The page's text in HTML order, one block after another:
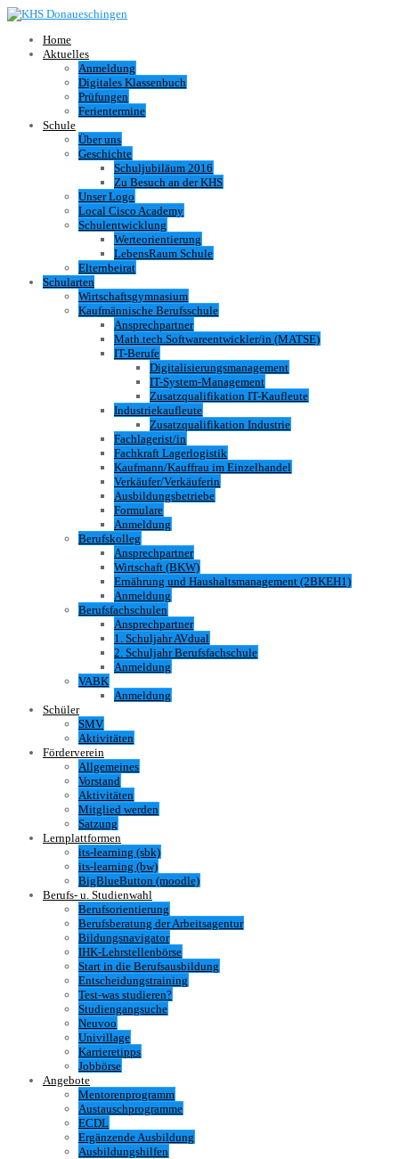
Home
Aktuelles
Anmeldung
Digitales Klassenbuch
Prüfungen
Ferientermine
Schule
Über uns
Geschichte
Schuljubiläum 2016
Zu Besuch an der KHS
Unser Logo
Local Cisco Academy
Schulentwicklung
Werteorientierung
LebensRaum Schule
Elternbeirat
Schularten
Wirtschaftsgymnasium
Kaufmännische Berufsschule
Ansprechpartner
Math.tech.Softwareentwickler/in (MATSE)
IT-Berufe
Digitalisierungsmanagement
IT-System-Management
Zusatzqualifikation IT-Kaufleute
Industriekaufleute
Zusatzqualifikation Industrie
Fachlagerist/in
Fachkraft Lagerlogistik
Kaufmann/Kauffrau im Einzelhandel
Verkäufer/Verkäuferin
Ausbildungsbetriebe
Formulare
Anmeldung
Berufskolleg
Ansprechpartner
Wirtschaft (BKW)
Ernährung und Haushaltsmanagement (2BKEH1)
Anmeldung
Berufsfachschulen
Ansprechpartner
1. Schuljahr AVdual
2. Schuljahr Berufsfachschule
Anmeldung
VABK
Anmeldung
Schüler
SMV
Aktivitäten
Förderverein
Allgemeines
Vorstand
Aktivitäten
Mitglied werden
Satzung
Lernplattformen
its-learning (sbk)
its-learning (bw)
BigBlueButton (moodle)
Berufs- u. Studienwahl
Berufsorientierung
Berufsberatung der Arbeitsagentur
Bildungsnavigator
IHK-Lehrstellenbörse
Start in die Berufsausbildung
Entscheidungstraining
Test-was studieren?
Studiengangsuche
Neuvoo
Univillage
Karrieretipps
Jobbörse
Angebote
Mentorenprogramm
Austauschprogramme
ECDL
Ergänzende Ausbildung
Ausbildungshilfen